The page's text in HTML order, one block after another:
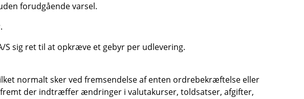
forudgående varsel.
S sig ret til at opkræve et gebyr per udlevering.
normalt sker ved fremsendelse af enten ordrebekræftelse eller
der indtræffer ændringer i valutakurser, toldsatser, afgifter,